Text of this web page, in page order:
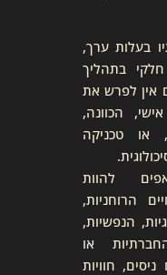
בעלות ערך,
בתהליך
אין לפרש את
הכוונה,
או טכניקה
להוות
הרוחניות,
הנפשיות,
או
חוויות